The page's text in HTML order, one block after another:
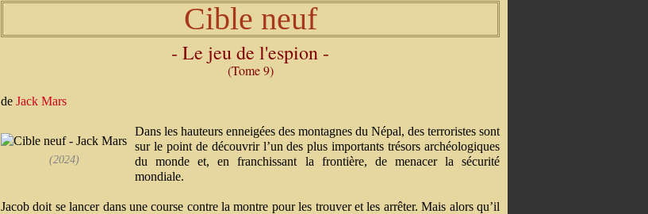
Cible neuf
- Le jeu de l'espion -
(Tome 9)
de Jack Mars
(2024)
Dans les hauteurs enneigées des montagnes du Népal, des terroristes sont
sur le point de découvrir l’un des plus importants trésors archéologiques
du monde et, en franchissant la frontière, de menacer la sécurité
mondiale.
Jacob doit se lancer dans une course contre la montre pour les trouver et les arrêter. Mais alors qu’il